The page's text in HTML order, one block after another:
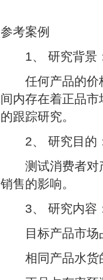
参考案例
1、 研究背景
任何产品的价格
间内存在着正品
的跟踪研究。
2、 研究目的
测试消费者对产
销售的影响。
3、 研究内容
目标产品市场
相同产品水货